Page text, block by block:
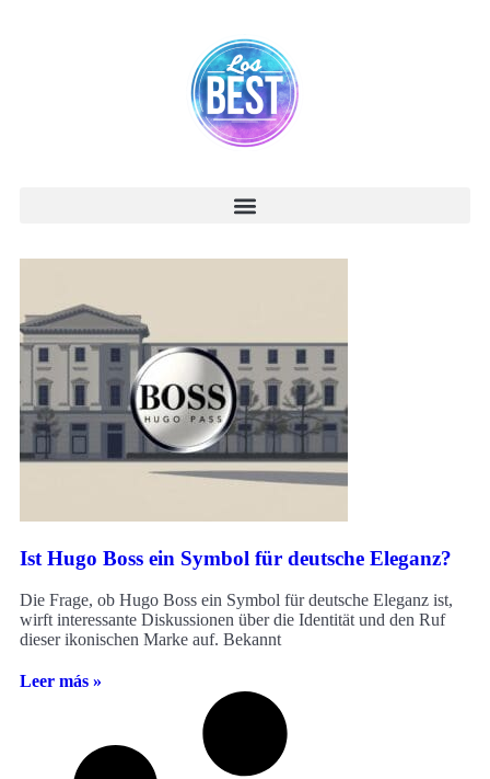
Ist Hugo Boss ein Symbol für deutsche Eleganz?
Die Frage, ob Hugo Boss ein Symbol für deutsche Eleganz ist,
wirft interessante Diskussionen über die Identität und den Ruf
dieser ikonischen Marke auf. Bekannt
Leer más »